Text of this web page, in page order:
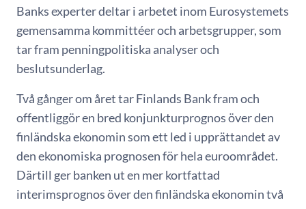
Banks experter deltar i arbetet inom Eurosystemets
gemensamma kommittéer och arbetsgrupper, som
tar fram penningpolitiska analyser och
beslutsunderlag.
Två gånger om året tar Finlands Bank fram och
offentliggör en bred konjunkturprognos över den
finländska ekonomin som ett led i upprättandet av
den ekonomiska prognosen för hela euroområdet.
Därtill ger banken ut en mer kortfattad
interimsprognos över den finländska ekonomin två